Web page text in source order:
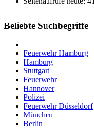
Beliebte Suchbegriffe
Feuerwehr Hamburg
Hamburg
Stuttgart
Feuerwehr
Hannover
Polizei
Feuerwehr Düsseldorf
München
Berlin